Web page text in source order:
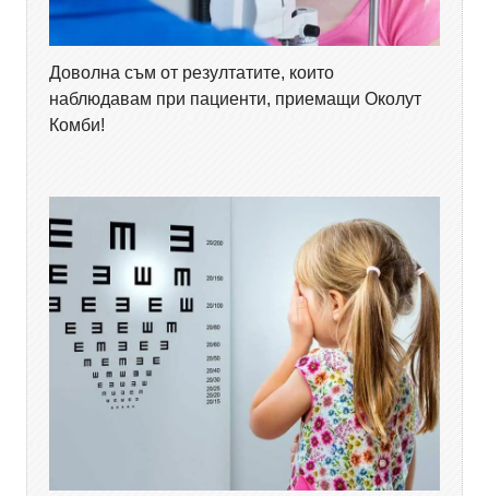
Доволна съм от резултатите, които
наблюдавам при пациенти, приемащи Околут
Комби!